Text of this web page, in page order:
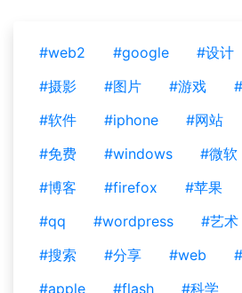
#web2 #google #设计
#摄影
#图片 #游戏
#软件
#iphone #网站
#免费
#windows #微软
#博客
#firefox #苹果
#qq
#wordpress #艺术
#搜索
#分享 #web
#apple
#flash #科学